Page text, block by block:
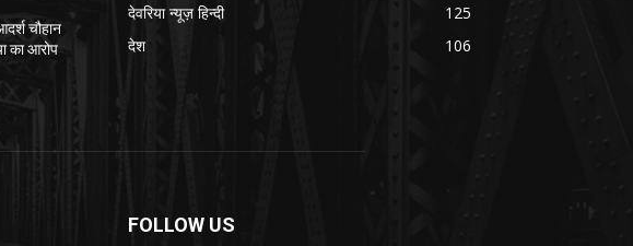
चौहान
का आरोप
देवरिया न्यूज़ हिन्दी
125
देश
106
FOLLOW US